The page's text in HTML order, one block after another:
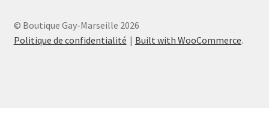
© Boutique Gay-Marseille 2026
Politique de confidentialité
Built with WooCommerce.